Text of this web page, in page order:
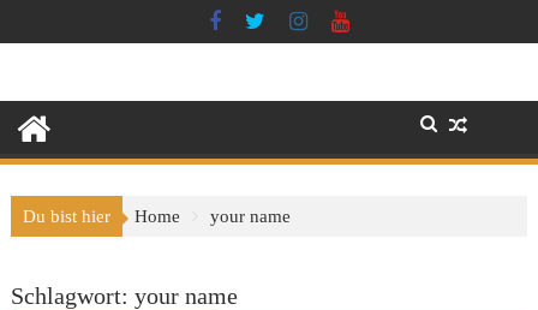
to
Du bist hier Home your name
Schlagwort:your name